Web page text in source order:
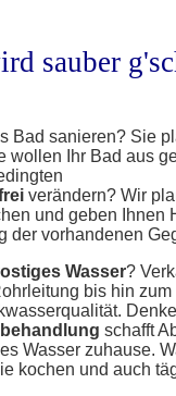
sauber
Bad sanieren? Sie
wollen Ihr Bad aus
verändern? Wir
und geben Ihnen
der vorhandenen
Wasser?
bis hin
schafft
Wasser zuhause.
kochen und auch